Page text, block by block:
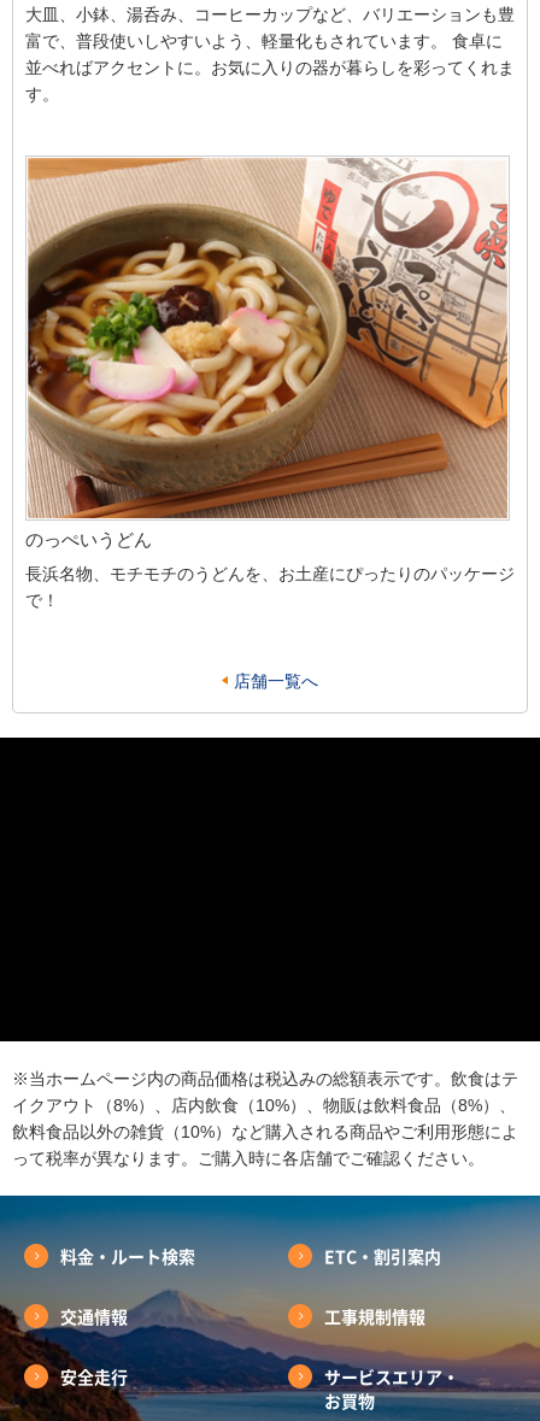
大皿、小鉢、湯呑み、コーヒーカップなど、バリエーションも豊
富で、普段使いしやすいよう、軽量化もされています。 食卓に
並べればアクセントに。お気に入りの器が暮らしを彩ってくれま
す。
のっぺいうどん
長浜名物、モチモチのうどんを、お土産にぴったりのパッケージ
で！
店舗一覧へ
※当ホームページ内の商品価格は税込みの総額表示です。飲食はテ
イクアウト（8%）、店内飲食（10%）、物販は飲料食品（8%）、
飲料食品以外の雑貨（10%）など購入される商品やご利用形態によ
って税率が異なります。ご購入時に各店舗でご確認ください。
料金・ルート検索 ETC・割引案内
交通情報 工事規制情報
安全走行
サービスエリア・
お買物